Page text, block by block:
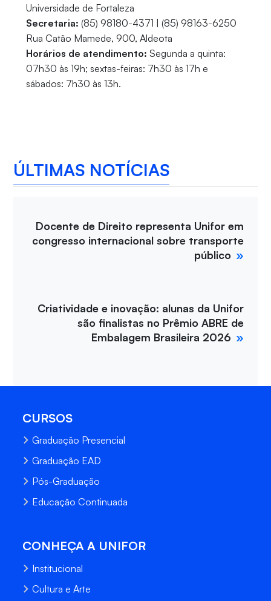
Universidade de Fortaleza
Secretaria: (85) 98180-4371 | (85) 98163-6250
Rua Catão Mamede, 900, Aldeota
Horários de atendimento: Segunda a quinta:
07h30 às 19h; sextas-feiras: 7h30 às 17h e
sábados: 7h30 às 13h.
ÚLTIMAS NOTÍCIAS
Docente de Direito representa Unifor em
congresso internacional sobre transporte
público
Criatividade e inovação: alunas da Unifor
são finalistas no Prêmio ABRE de
Embalagem Brasileira 2026
CURSOS
Graduação Presencial
Graduação EAD
Pós-Graduação
Educação Continuada
CONHEÇA A UNIFOR
Institucional
Cultura e Arte